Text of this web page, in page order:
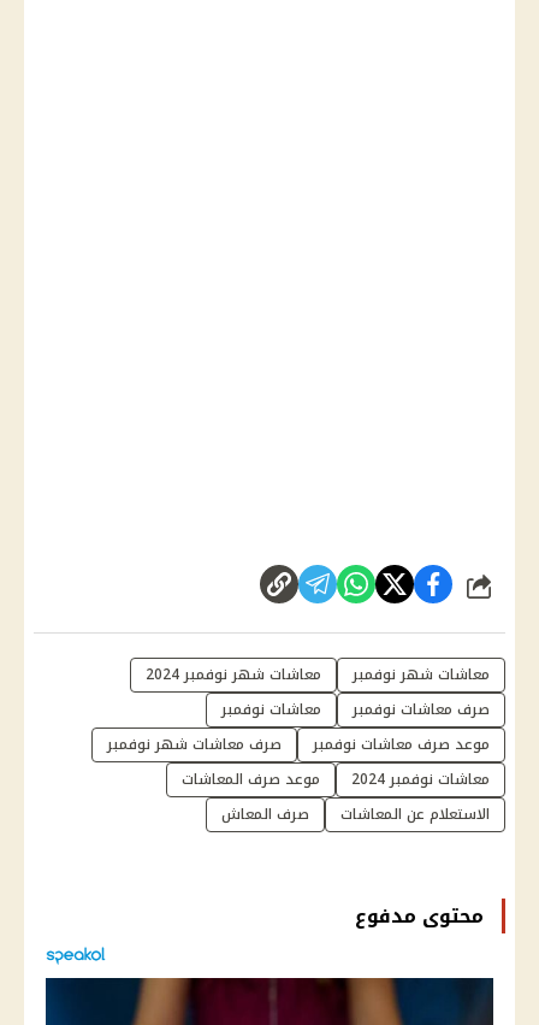
شارك
معاشات شهر نوفمبر
معاشات شهر نوفمبر 2024
صرف معاشات نوفمبر
معاشات نوفمبر
موعد صرف معاشات نوفمبر
صرف معاشات شهر نوفمبر
معاشات نوفمبر 2024
موعد صرف المعاشات
الاستعلام عن المعاشات
صرف المعاش
محتوى مدفوع